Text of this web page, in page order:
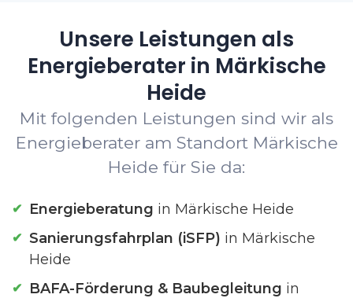
Unsere Leistungen als
Energieberater in Märkische
Heide
Mit folgenden Leistungen sind wir als
Energieberater am Standort Märkische
Heide für Sie da:
Energieberatung in Märkische Heide
Sanierungsfahrplan (iSFP) in Märkische
Heide
BAFA-Förderung & Baubegleitung in